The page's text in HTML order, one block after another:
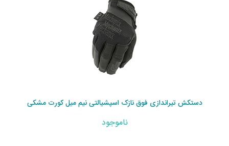
دستکش تیراندازی فوق نازک اسپشیالتی نیم میل کورت مشکی
ناموجود